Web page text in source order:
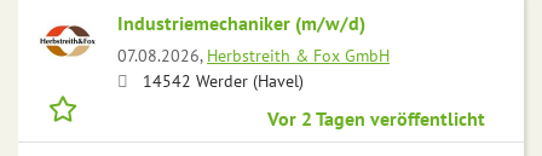
Industriemechaniker (m/w/d)
07.08.2026, Herbstreith & Fox GmbH
14542 Werder (Havel)
Vor 2 Tagen veröffentlicht